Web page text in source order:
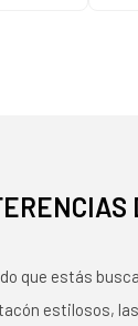
que estás
estilosos,